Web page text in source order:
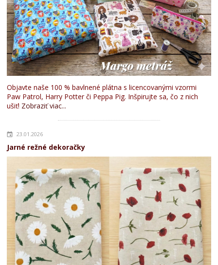
Objavte naše 100 % bavlnené plátna s licencovanými vzormi
Paw Patrol, Harry Potter či Peppa Pig. Inšpirujte sa, čo z nich
ušiť! Zobraziť viac...
23.01.2026
Jarné režné dekoračky